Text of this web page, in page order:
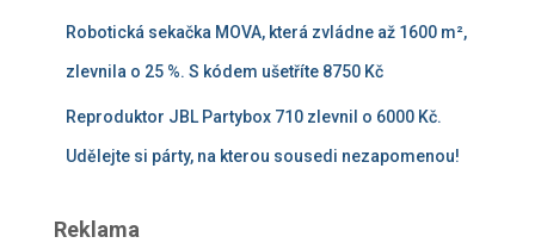
Robotická sekačka MOVA, která zvládne až 1600 m²,
zlevnila o 25 %. S kódem ušetříte 8750 Kč
Reproduktor JBL Partybox 710 zlevnil o 6000 Kč.
Udělejte si párty, na kterou sousedi nezapomenou!
Reklama